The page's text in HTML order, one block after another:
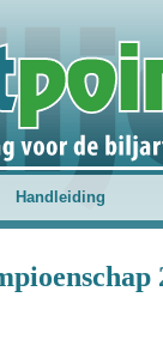
Handleiding